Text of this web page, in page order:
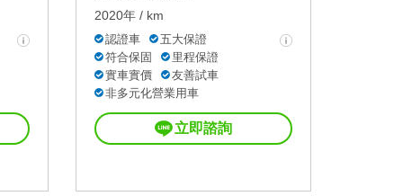
2020年 / km
認證車
五大保證
符合保固
里程保證
實車實價
友善試車
非多元化營業用車
立即諮詢